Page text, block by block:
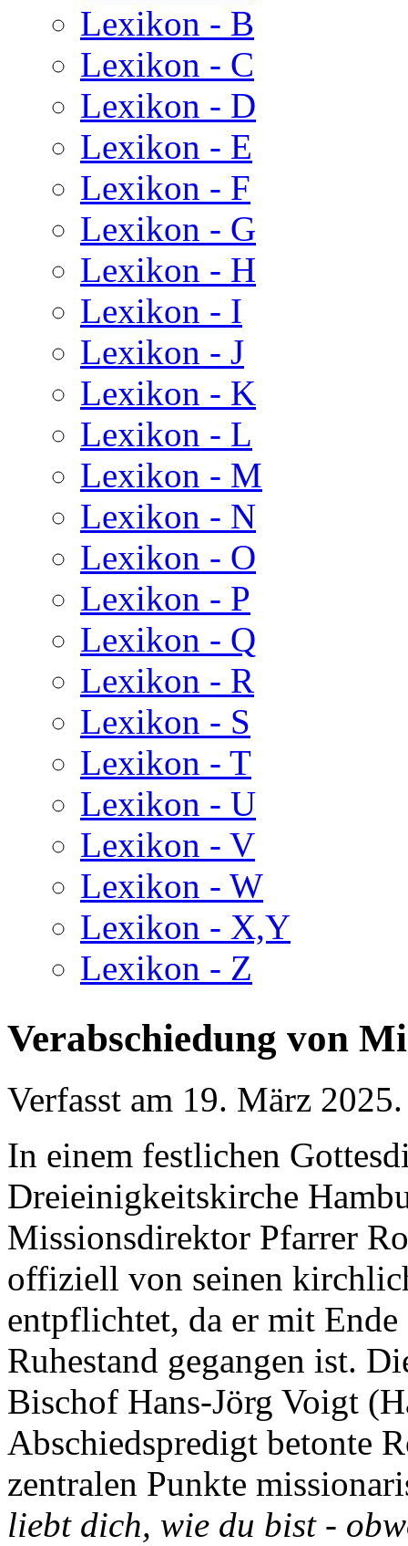
Lexikon - B
Lexikon - C
Lexikon - D
Lexikon - E
Lexikon - F
Lexikon - G
Lexikon - H
Lexikon - I
Lexikon - J
Lexikon - K
Lexikon - L
Lexikon - M
Lexikon - N
Lexikon - O
Lexikon - P
Lexikon - Q
Lexikon - R
Lexikon - S
Lexikon - T
Lexikon - U
Lexikon - V
Lexikon - W
Lexikon - X,Y
Lexikon - Z
Verabschiedung von
Verfasst am 19. März 2025.
In einem festlichen
Dreieinigkeitskirche
Missionsdirektor Pfarrer
offiziell von seinen
entpflichtet, da er mit
Ruhestand gegangen ist.
Bischof Hans-Jörg Voigt
Abschiedspredigt betonte
zentralen Punkte
liebt dich, wie du bist -